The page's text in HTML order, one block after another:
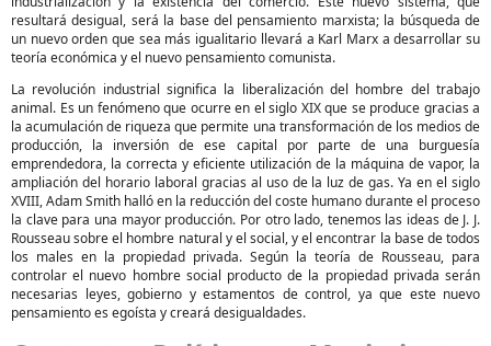
resultará desigual, será la base del pensamiento marxista; la búsqueda de
un nuevo orden que sea más igualitario llevará a Karl Marx a desarrollar su
teoría económica y el nuevo pensamiento comunista.
La revolución industrial significa la liberalización del hombre del trabajo
animal. Es un fenómeno que ocurre en el siglo XIX que se produce gracias a
la acumulación de riqueza que permite una transformación de los medios de
producción, la inversión de ese capital por parte de una burguesía
emprendedora, la correcta y eficiente utilización de la máquina de vapor, la
ampliación del horario laboral gracias al uso de la luz de gas. Ya en el siglo
XVIII, Adam Smith halló en la reducción del coste humano durante el proceso
la clave para una mayor producción. Por otro lado, tenemos las ideas de J. J.
Rousseau sobre el hombre natural y el social, y el encontrar la base de todos
los males en la propiedad privada. Según la teoría de Rousseau, para
controlar el nuevo hombre social producto de la propiedad privada serán
necesarias leyes, gobierno y estamentos de control, ya que este nuevo
pensamiento es egoísta y creará desigualdades.